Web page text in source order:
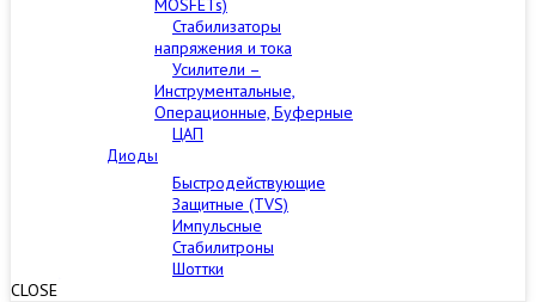
MOSFETs)
Стабилизаторы
напряжения и тока
Усилители –
Инструментальные,
Операционные, Буферные
ЦАП
Диоды
Быстродействующие
Защитные (TVS)
Импульсные
Стабилитроны
Шоттки
CLOSE